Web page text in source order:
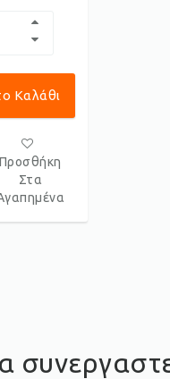
Καλάθι
Προσθήκη
Στα